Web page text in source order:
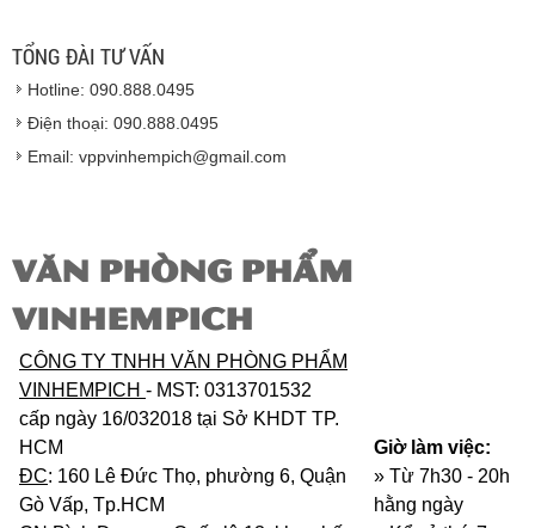
Vinhempich
độ bảo hành sản phẩm đối với nhà sản xuất hoặc
nhà nhập khẩu nếu sản phẩm bị lỗi hoặc hỏng hóc
TỔNG ĐÀI TƯ VẤN
Hotline: 090.888.0495
Điện thoại: 090.888.0495
Email: vppvinhempich@gmail.com
VĂN PHÒNG PHẨM
VINHEMPICH
CÔNG TY TNHH VĂN PHÒNG PHẨM
VINHEMPICH - MST: 0313701532
cấp ngày 16/032018 tại Sở KHDT TP.
HCM
ĐC: 160 Lê Đức Thọ, phường 6, Quận
Gò Vấp, Tp.HCM
Giờ làm việc:
» Từ 7h30 - 20h
hằng ngày